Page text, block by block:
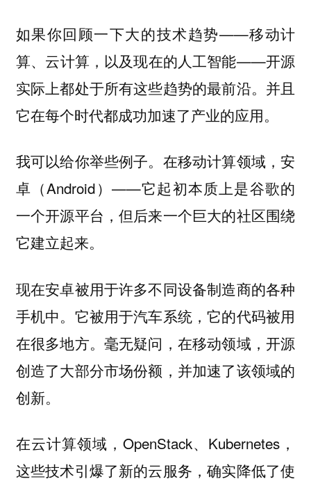
如果你回顾一下大的技术趋势——移动计
算、云计算，以及现在的人工智能——开源
实际上都处于所有这些趋势的最前沿。并且
它在每个时代都成功加速了产业的应用。
我可以给你举些例子。在移动计算领域，安
卓（Android）——它起初本质上是谷歌的
一个开源平台，但后来一个巨大的社区围绕
它建立起来。
现在安卓被用于许多不同设备制造商的各种
手机中。它被用于汽车系统，它的代码被用
在很多地方。毫无疑问，在移动领域，开源
创造了大部分市场份额，并加速了该领域的
创新。
在云计算领域，OpenStack、Kubernetes，
这些技术引爆了新的云服务，确实降低了使